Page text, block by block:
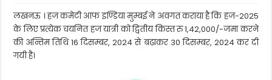
पर
जाने
वाले
यात्री
लखनऊ । हज कमेटी आफ इण्डिया मुम्बई ने अवगत कराया है कि हज-2025
के लिए प्रत्येक चयनित हज यात्री को द्वितीय किस्त रु 1,42,000/-जमा करने
की अन्तिम तिथि 16 दिसम्बर, 2024 से बढ़ाकर 30 दिसम्बर, 2024 कर दी
गयी है।